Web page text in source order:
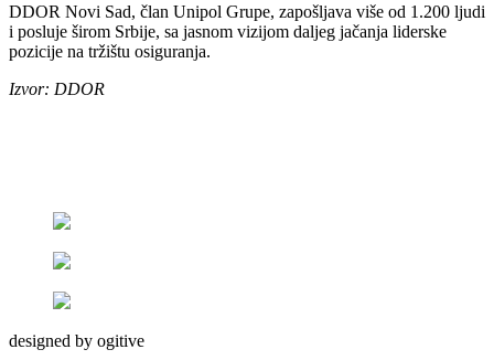
DDOR Novi Sad, član Unipol Grupe, zapošljava više od 1.200 ljudi
i posluje širom Srbije, sa jasnom vizijom daljeg jačanja liderske
pozicije na tržištu osiguranja.
Izvor: DDOR
designed by ogitive